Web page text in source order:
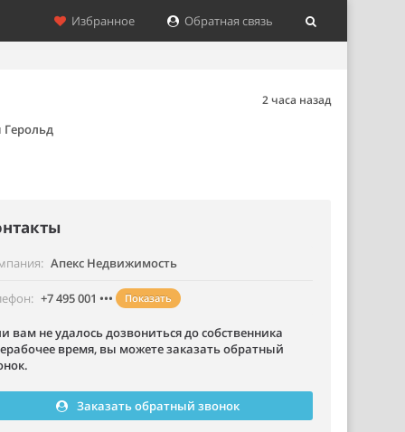
Избранное Обратная связь
2 часа назад
Апекс Недвижимость
+7 495 001 ••• Показать
вам не удалось дозвониться до собственника
время, вы можете заказать обратный
Заказать обратный звонок